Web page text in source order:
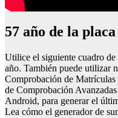
57 año de la placa
Utilice el siguiente cuadro
año. También puede utilizar
Comprobación de Matrículas
de Comprobación
Android, para generar el
Lea cómo el generador de